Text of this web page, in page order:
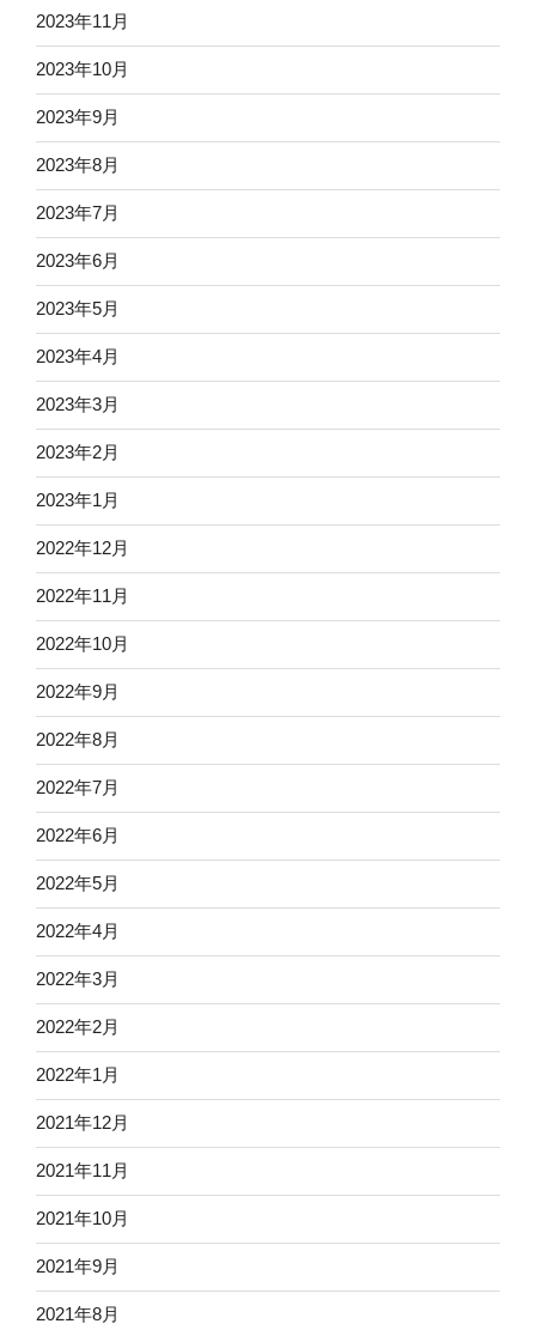
2023年11月
2023年10月
2023年9月
2023年8月
2023年7月
2023年6月
2023年5月
2023年4月
2023年3月
2023年2月
2023年1月
2022年12月
2022年11月
2022年10月
2022年9月
2022年8月
2022年7月
2022年6月
2022年5月
2022年4月
2022年3月
2022年2月
2022年1月
2021年12月
2021年11月
2021年10月
2021年9月
2021年8月